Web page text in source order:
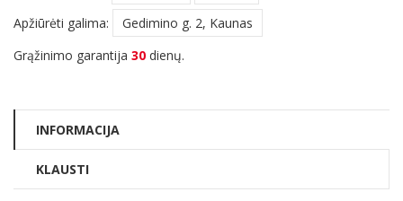
Apžiūrėti galima:
Gedimino g. 2, Kaunas
Grąžinimo garantija 30 dienų.
INFORMACIJA
KLAUSTI